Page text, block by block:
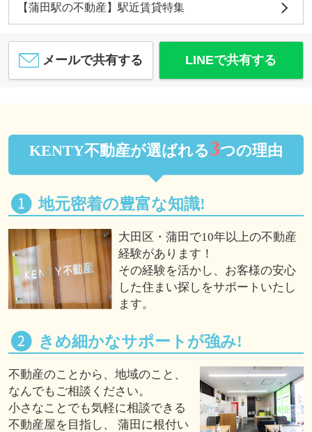
【蒲田駅の不動産】駅近賃貸特集
メールで共有する LINEで共有する
KENTY不動産が選ばれる3つの理由
地元密着の豊富な知識!
大田区・蒲田で10年以上の不動産
経験があります！
その経験を活かし、お客様の安心
した住まい探しをサポートいたし
ます。
きめ細かなサポートが強み!
不動産のことから、地域のこと、
なんでもご相談ください。
小さなことでも気軽に相談できる
不動産屋を目指し、 蒲田に根付い